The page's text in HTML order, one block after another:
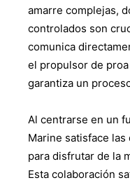
amarre complejas,
controlados son
comunica
el propulsor de
garantiza un
Al centrarse en un
Marine satisface
para disfrutar de la
Esta colaboración